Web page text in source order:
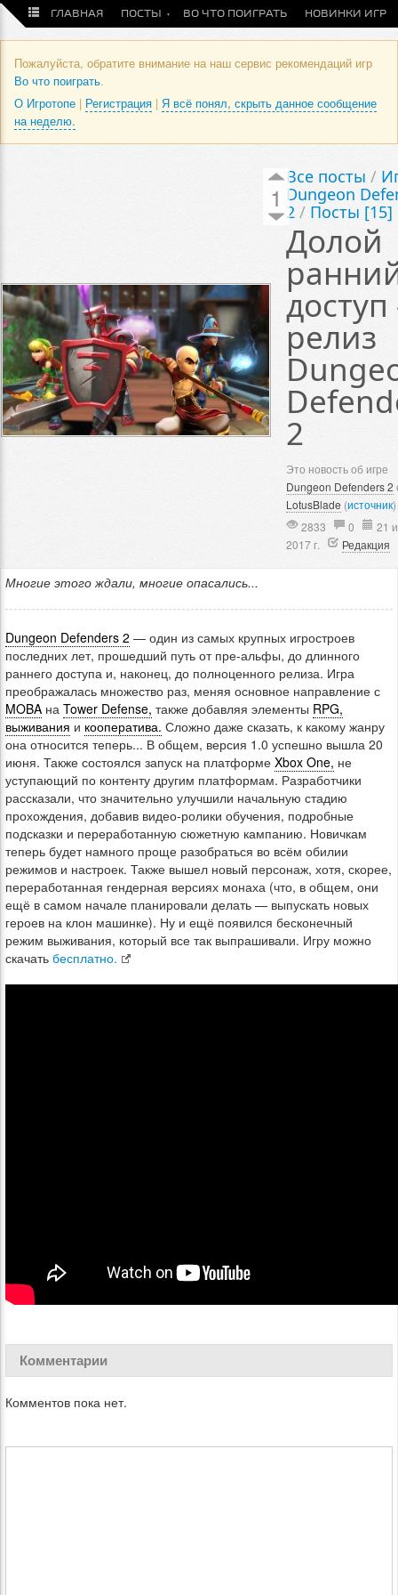
ГЛАВНАЯ ПОСТЫ ВО ЧТО ПОИГРАТЬ НОВИНКИ ИГР
Пожалуйста, обратите внимание на наш сервис рекомендаций игр
Во что поиграть.
О Игротопе | Регистрация | Я всё понял, скрыть данное сообщение
на неделю.
1
Все посты /
Dungeon
2 / Посты [15]
Долой
релиз
2
Это новость об игре
Dungeon Defenders 2
LotusBlade (источник)
2833
0
21
2017 г.
Редакция
Многие этого ждали, многие опасались...
Dungeon Defenders 2 — один из самых крупных игростроев
последних лет, прошедший путь от пре-альфы, до длинного
раннего доступа и, наконец, до полноценного релиза. Игра
преображалась множество раз, меняя основное направление с
MOBA на Tower Defense, также добавляя элементы RPG,
выживания и кооператива. Сложно даже сказать, к какому жанру
она относится теперь... В общем, версия 1.0 успешно вышла 20
июня. Также состоялся запуск на платформе Xbox One, не
уступающий по контенту другим платформам. Разработчики
рассказали, что значительно улучшили начальную стадию
прохождения, добавив видео-ролики обучения, подробные
подсказки и переработанную сюжетную кампанию. Новичкам
теперь будет намного проще разобраться во всём обилии
режимов и настроек. Также вышел новый персонаж, хотя, скорее,
переработанная гендерная версиях монаха (что, в общем, они
ещё в самом начале планировали делать — выпускать новых
героев на клон машинке). Ну и ещё появился бесконечный
режим выживания, который все так выпрашивали. Игру можно
скачать бесплатно.
Комментарии
Комментов пока нет.